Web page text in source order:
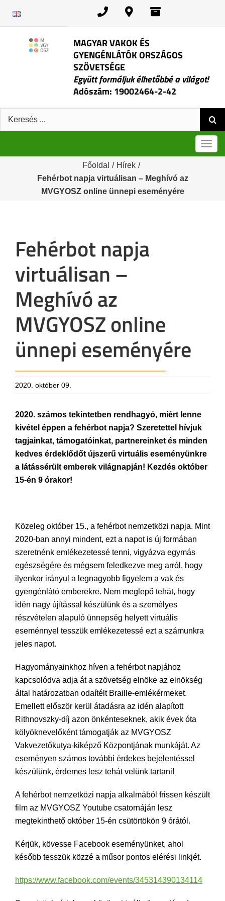
MAGYAR VAKOK ÉS
GYENGÉNLÁTÓK ORSZÁGOS
SZÖVETSÉGE
Együtt formáljuk élhetőbbé a világot!
Adószám: 19002464-2-42
Keresés:
Főoldal / Hírek /
Fehérbot napja virtuálisan – Meghívó az
MVGYOSZ online ünnepi eseményére
Fehérbot napja
virtuálisan –
Meghívó az
MVGYOSZ online
ünnepi eseményére
2020. október 09.
2020. számos tekintetben rendhagyó, miért lenne
kivétel éppen a fehérbot napja? Szeretettel hívjuk
tagjainkat, támogatóinkat, partnereinket és minden
kedves érdeklődőt újszerű virtuális eseményünkre
a látássérült emberek világnapján! Kezdés október
15-én 9 órakor!
Közeleg október 15., a fehérbot nemzetközi napja. Mint
2020-ban annyi mindent, ezt a napot is új formában
szeretnénk emlékezetessé tenni, vigyázva egymás
egészségére és mégsem feledkezve meg arról, hogy
ilyenkor irányul a legnagyobb figyelem a vak és
gyengénlátó emberekre. Nem meglepő tehát, hogy
idén nagy újítással készülünk és a személyes
részvételen alapuló ünnepség helyett virtuális
eseménnyel tesszük emlékezetessé ezt a számunkra
jeles napot.
Hagyományainkhoz híven a fehérbot napjához
kapcsolódva adja át a szövetség elnöke az elnökség
által határozatban odaítélt Braille-emlékérmeket.
Emellett először kerül átadásra az idén alapított
Rithnovszky-díj azon önkénteseknek, akik évek óta
kölyöknevelőként támogatják az MVGYOSZ
Vakvezetőkutya-kiképző Központjának munkáját. Az
eseményen számos további érdekes bejelentéssel
készülünk, érdemes lesz tehát velünk tartani!
A fehérbot nemzetközi napja alkalmából frissen készült
film az MVGYOSZ Youtube csatornáján lesz
megtekinthető október 15-én csütörtökön 9 órától.
Kérjük, kövesse Facebook eseményünket, ahol
később tesszük közzé a műsor pontos elérési linkjét.
https://www.facebook.com/events/345314390134114